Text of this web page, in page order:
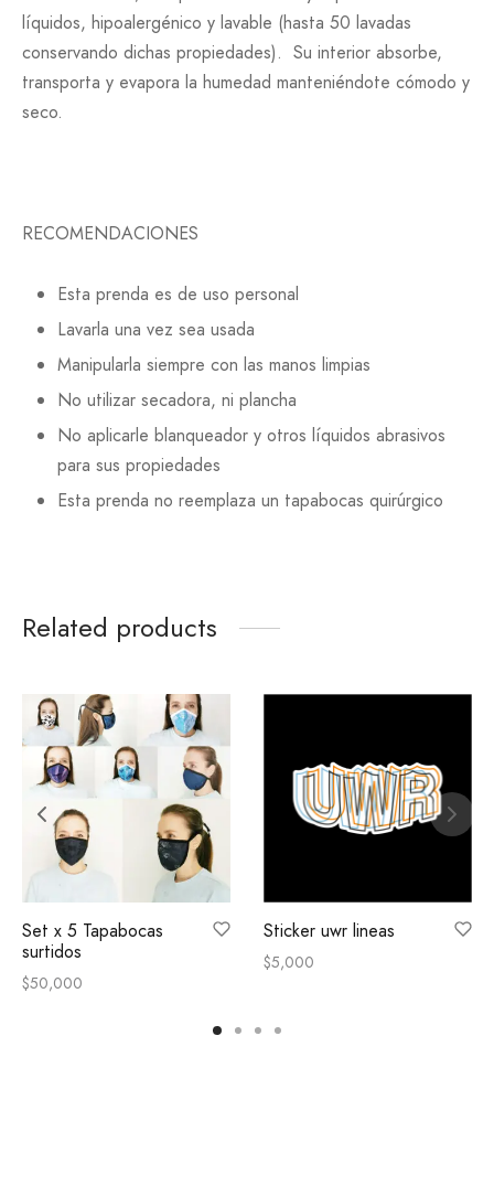
líquidos, hipoalergénico y lavable (hasta 50 lavadas
conservando dichas propiedades). Su interior absorbe,
transporta y evapora la humedad manteniéndote cómodo y
seco.
RECOMENDACIONES
Esta prenda es de uso personal
Lavarla una vez sea usada
Manipularla siempre con las manos limpias
No utilizar secadora, ni plancha
No aplicarle blanqueador y otros líquidos abrasivos
para sus propiedades
Esta prenda no reemplaza un tapabocas quirúrgico
Related products
Set x 5 Tapabocas
surtidos
$50,000
Sticker uwr lineas
$5,000